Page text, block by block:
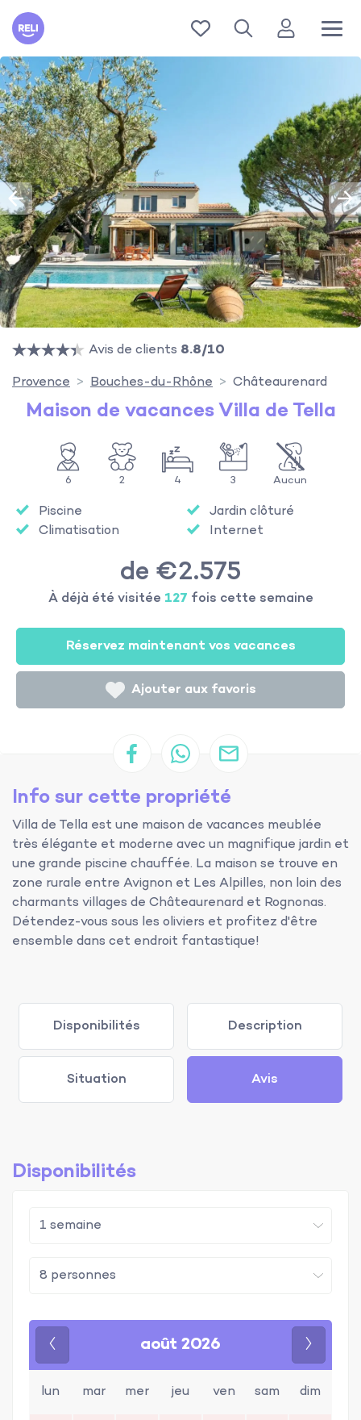
Reli
Avis de clients 8.8/10
Provence
Bouches-du-Rhône Châteaurenard
Maison de vacances Villa de Tella
6 2 4 3 Aucun
Piscine
Climatisation
Jardin clôturé
Internet
de €2.575
À déjà été visitée 127 fois cette semaine
Réservez maintenant vos vacances
Ajouter aux favoris
Info sur cette propriété
Villa de Tella est une maison de vacances meublée
très élégante et moderne avec un magnifique jardin et
une grande piscine chauffée. La maison se trouve en
zone rurale entre Avignon et Les Alpilles, non loin des
charmants villages de Châteaurenard et Rognonas.
Détendez-vous sous les oliviers et profitez d'être
ensemble dans cet endroit fantastique!
Disponibilités Description
Situation Avis
Disponibilités
août 2026
lun mar mer jeu ven sam dim